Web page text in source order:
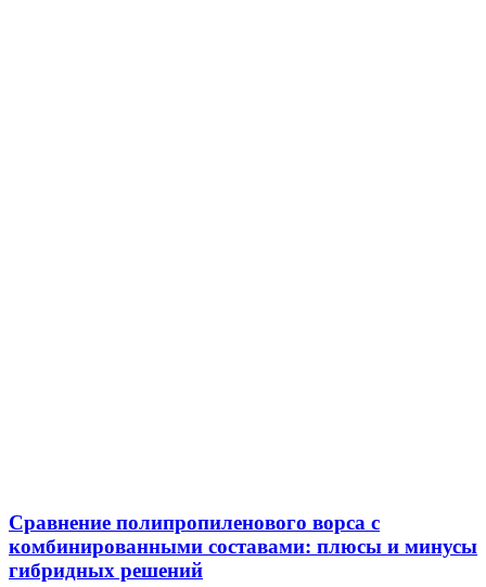
Сравнение полипропиленового ворса с
комбинированными составами: плюсы и минусы
гибридных решений